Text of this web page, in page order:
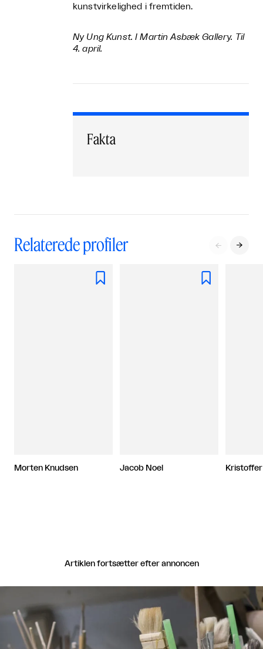
kunstvirkelighed i fremtiden.
Ny Ung Kunst. I Martin Asbæk Gallery. Til
4. april.
Fakta
Relaterede profiler  

Morten Knudsen

Jacob Noel
Artiklen fortsætter efter annoncen